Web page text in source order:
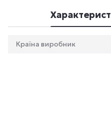
Країна виробник